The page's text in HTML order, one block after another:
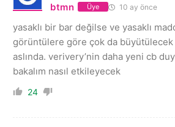
btmn Üye 10 ay önce
yasaklı bir bar değilse ve yasaklı
görüntülere göre çok da
aslında. verivery’nin daha yeni cb
bakalım nasıl etkileyecek
24